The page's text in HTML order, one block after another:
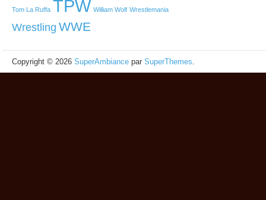
Tom La Ruffa TPW William Wolf Wrestlemania
Wrestling WWE
Copyright © 2026 SuperAmbiance par SuperThemes.